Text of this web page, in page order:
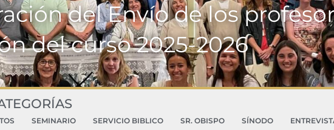
del Envío de los
del curso 2025-2026
SEMINARIO SERVICIO BIBLICO SR. OBISPO SÍNODO